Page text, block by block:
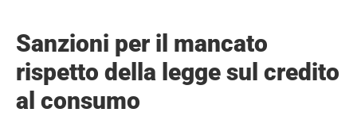
Sanzioni per il mancato
rispetto della legge sul credito
al consumo